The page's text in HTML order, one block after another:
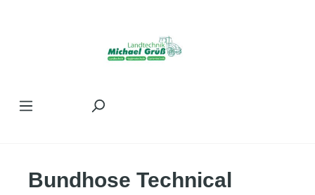
Bundhose Technical